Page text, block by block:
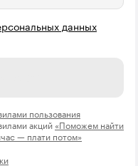
данных
курс
пользования
акций «Поможем найти
— плати потом»